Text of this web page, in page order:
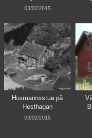
03/02/2015
Husmannsstua på
Hesthagan
03/02/2015